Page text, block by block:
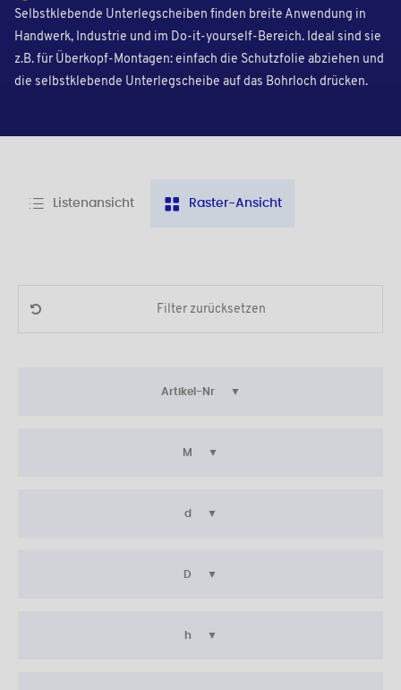
Selbstklebende Unterlegscheiben finden breite Anwendung in
Handwerk, Industrie und im Do-it-yourself-Bereich. Ideal sind sie
z.B. für Überkopf-Montagen: einfach die Schutzfolie abziehen und
die selbstklebende Unterlegscheibe auf das Bohrloch drücken.
Listenansicht Raster-Ansicht
Filter zurücksetzen
Artikel-Nr
M
d
D
h